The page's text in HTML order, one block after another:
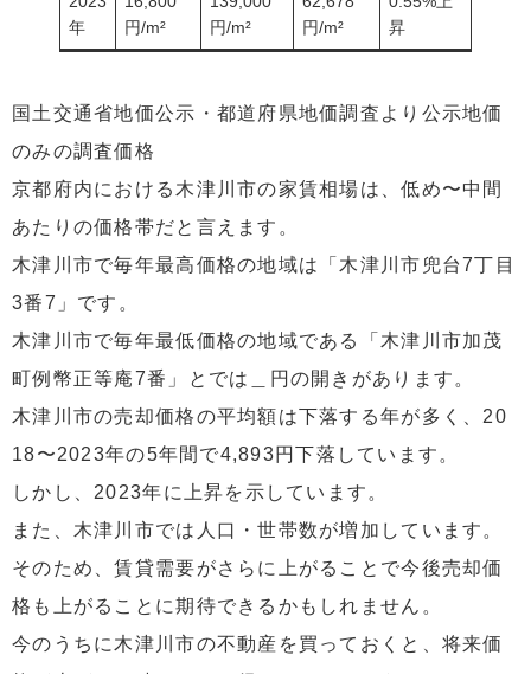
年
円/m²
円/m²
円/m²
昇
国土交通省地価公示・都道府県地価調査より公示地価
のみの調査価格
京都府内における木津川市の家賃相場は、低め〜中間
あたりの価格帯だと言えます。
木津川市で毎年最高価格の地域は「木津川市兜台7丁目
3番7」です。
木津川市で毎年最低価格の地域である「木津川市加茂
町例幣正等庵7番」とでは＿円の開きがあります。
木津川市の売却価格の平均額は下落する年が多く、20
18〜2023年の5年間で4,893円下落しています。
しかし、2023年に上昇を示しています。
また、木津川市では人口・世帯数が増加しています。
そのため、賃貸需要がさらに上がることで今後売却価
格も上がることに期待できるかもしれません。
今のうちに木津川市の不動産を買っておくと、将来価